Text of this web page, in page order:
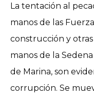
La tentación al
manos de las
construcción y
manos de la
de Marina, son
corrupción. Se